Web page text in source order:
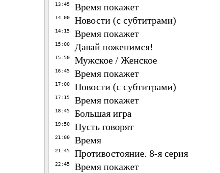
13:45 Время покажет
14:00 Новости (с субтитрами)
14:15 Время покажет
15:00 Давай поженимся!
15:50 Мужское / Женское
16:45 Время покажет
17:00 Новости (с субтитрами)
17:15 Время покажет
18:45 Большая игра
19:50 Пусть говорят
21:00 Время
21:45 Противостояние. 8-я серия
22:45 Время покажет